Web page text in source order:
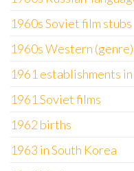
1960s Soviet film stubs
1960s Western
1961 establishments
1961 Soviet films
1962 births
1963 in South Korea